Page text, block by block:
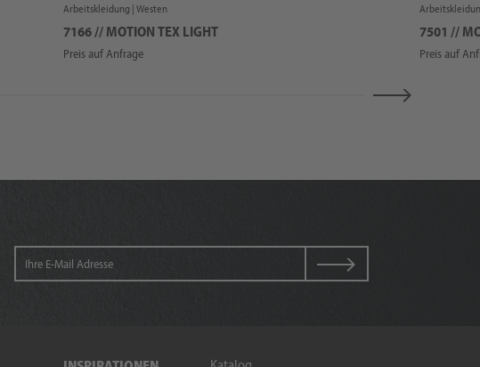
Arbeitskleidung | Westen
7166 // MOTION TEX LIGHT
Preis auf Anfrage
7501 //
Preis auf